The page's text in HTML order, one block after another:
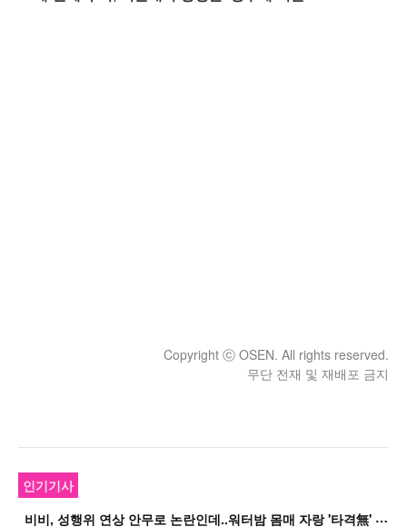
Copyright ⓒ OSEN. All rights reserved.
무단 전재 및 재배포 금지
인기기사
비
비, 성행위 연상 안무로 논란인데..워터밤 몸매 자랑 '타격無' 근황